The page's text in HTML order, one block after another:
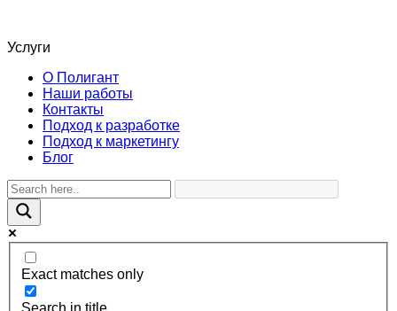
Услуги
О Полигант
Наши работы
Контакты
Подход к разработке
Подход к маркетингу
Блог
Exact matches only
Search in title